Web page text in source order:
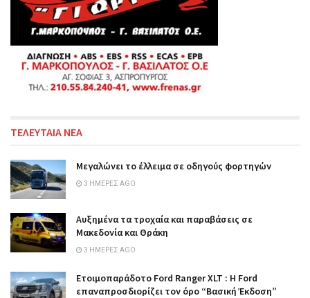
ΤΕΛΕΥΤΑΙΑ ΝΕΑ
Μεγαλώνει το έλλειμα σε οδηγούς φορτηγών
3 ΗΜΈΡΕΣ AGO
Αυξημένα τα τροχαία και παραβάσεις σε
Μακεδονία και Θράκη
3 ΗΜΈΡΕΣ AGO
Ετοιμοπαράδοτο Ford Ranger XLT : Η Ford
επαναπροσδιορίζει τον όρο “Βασική Έκδοση”